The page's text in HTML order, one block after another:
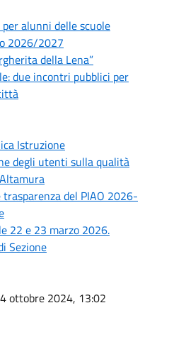
alunni delle scuole
2026/2027
della Lena”
due incontri pubblici per
Istruzione
degli utenti sulla qualità
del PIAO 2026-
22 e 23 marzo 2026.
Sezione
ottobre 2024, 13:02